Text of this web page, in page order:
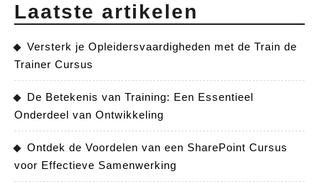
Laatste artikelen
Versterk je Opleidersvaardigheden met de Train de
Trainer Cursus
De Betekenis van Training: Een Essentieel
Onderdeel van Ontwikkeling
Ontdek de Voordelen van een SharePoint Cursus
voor Effectieve Samenwerking